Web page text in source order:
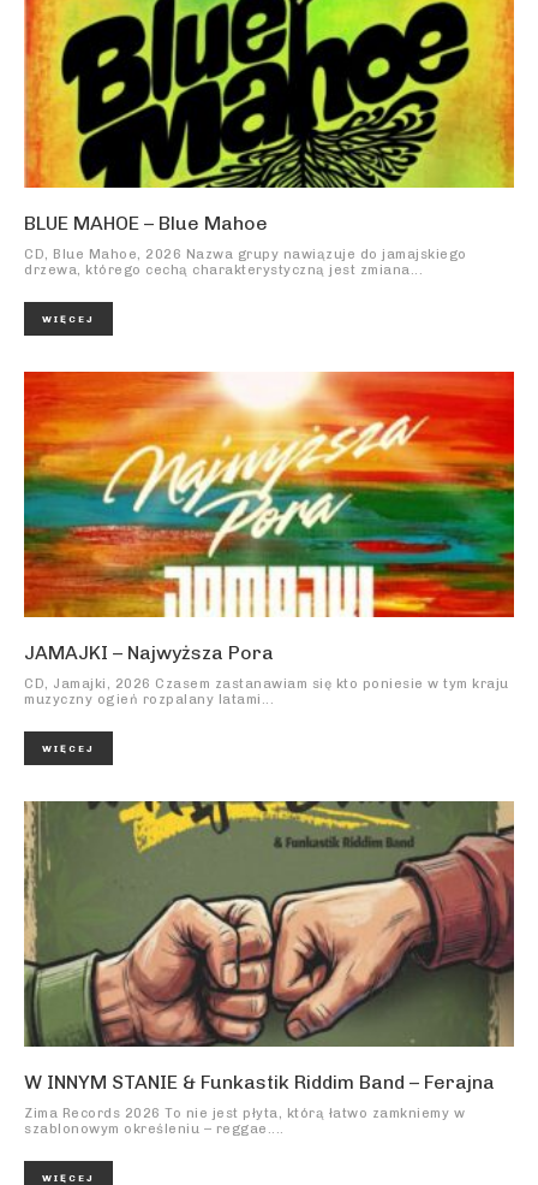
BLUE MAHOE – Blue Mahoe
CD, Blue Mahoe, 2026 Nazwa grupy nawiązuje do jamajskiego
drzewa, którego cechą charakterystyczną jest zmiana...
WIĘCEJ
JAMAJKI – Najwyższa Pora
CD, Jamajki, 2026 Czasem zastanawiam się kto poniesie w tym kraju
muzyczny ogień rozpalany latami...
WIĘCEJ
W INNYM STANIE & Funkastik Riddim Band – Ferajna
Zima Records 2026 To nie jest płyta, którą łatwo zamkniemy w
szablonowym określeniu – reggae....
WIĘCEJ